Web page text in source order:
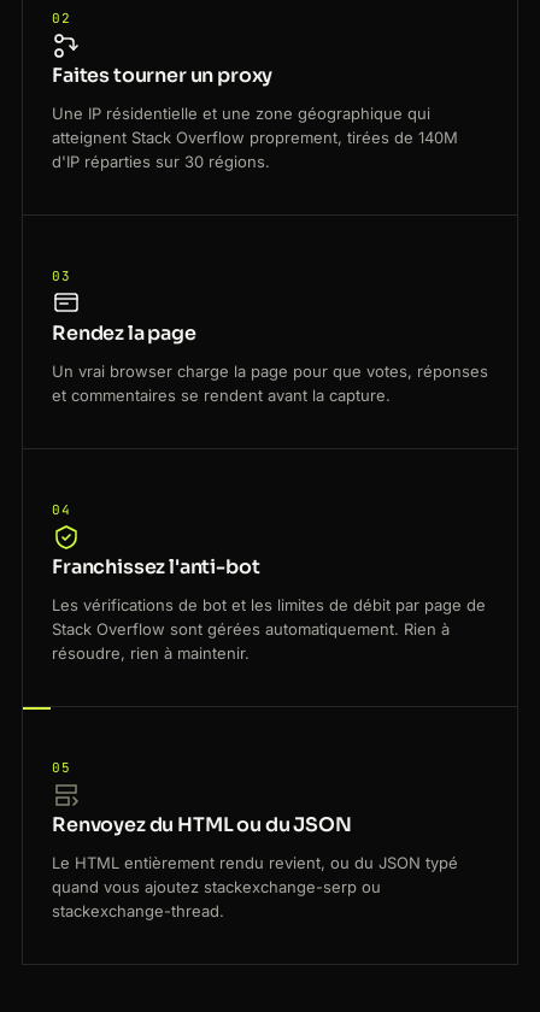
02
Faites tourner un proxy
Une IP résidentielle et une zone géographique qui
atteignent Stack Overflow proprement, tirées de 140M
d'IP réparties sur 30 régions.
03
Rendez la page
Un vrai browser charge la page pour que votes, réponses
et commentaires se rendent avant la capture.
04
Franchissez l'anti-bot
Les vérifications de bot et les limites de débit par page de
Stack Overflow sont gérées automatiquement. Rien à
résoudre, rien à maintenir.
05
Renvoyez du HTML ou du JSON
Le HTML entièrement rendu revient, ou du JSON typé
quand vous ajoutez stackexchange-serp ou
stackexchange-thread.